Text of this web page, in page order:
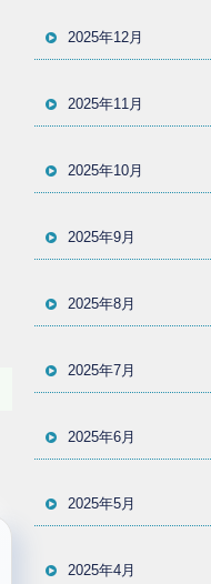
2025年12月
2025年11月
2025年10月
2025年9月
2025年8月
2025年7月
2025年6月
2025年5月
2025年4月